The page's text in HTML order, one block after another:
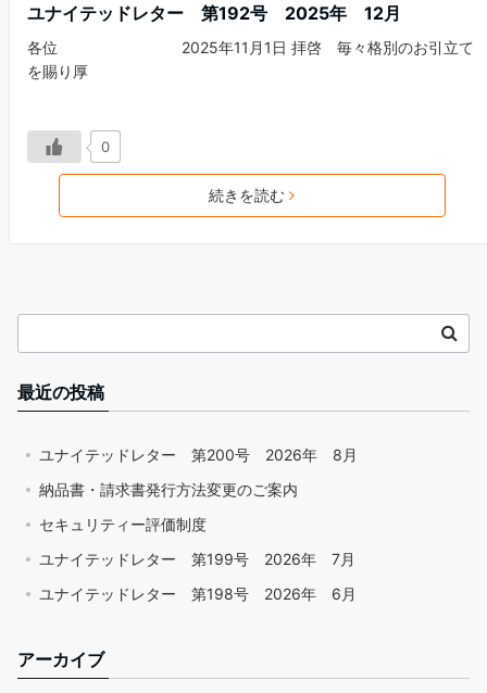
ユナイテッドレター 第192号 2025年 12月
各位 2025年11月1日 拝啓 毎々格別のお引立て
を賜り厚
0
続きを読む
最近の投稿
ユナイテッドレター 第200号 2026年 8月
納品書・請求書発行方法変更のご案内
セキュリティー評価制度
ユナイテッドレター 第199号 2026年 7月
ユナイテッドレター 第198号 2026年 6月
アーカイブ